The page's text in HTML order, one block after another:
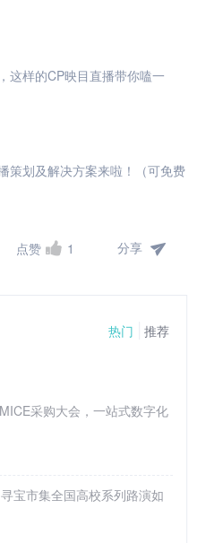
这样的CP映目直播带你嗑一
策划及解决方案来啦！（可免费
点赞 1 分享
热门 推荐
采购大会，一站式数字化
宝市集全国高校系列路演如